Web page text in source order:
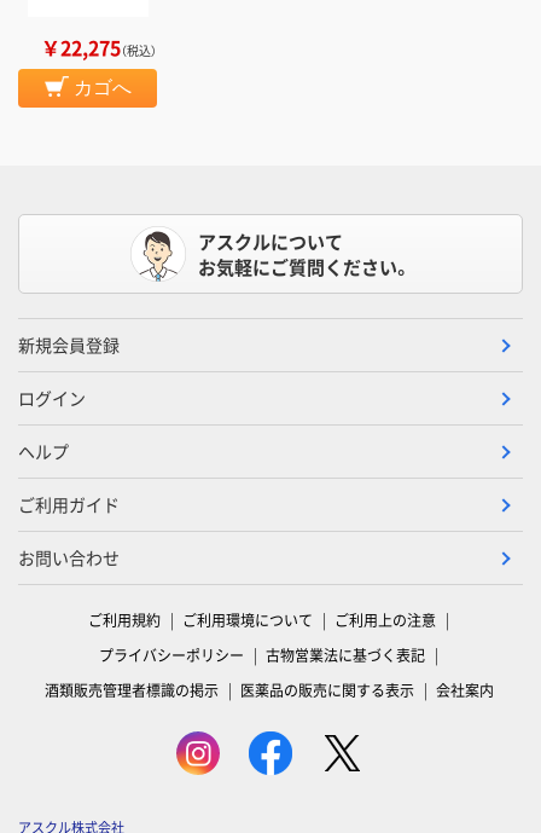
￥22,275（税込）
カゴへ
アスクルについて
お気軽にご質問ください。
新規会員登録
ログイン
ヘルプ
ご利用ガイド
お問い合わせ
ご利用規約 ご利用環境について
ご利用上の注意
プライバシーポリシー
古物営業法に基づく表記
酒類販売管理者標識の掲示
医薬品の販売に関する表示 会社案内
アスクル株式会社